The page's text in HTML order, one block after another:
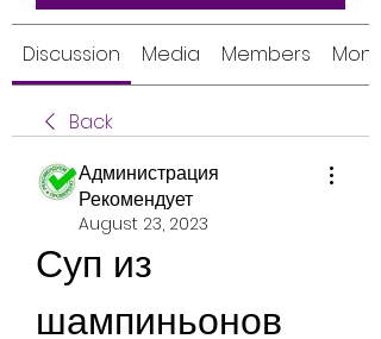
Discussion Media Members
Back
Администрация
Рекомендует
August 23, 2023
Суп из
шампиньонов